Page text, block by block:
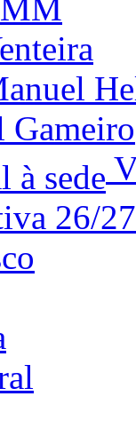
Gameiro
26/27